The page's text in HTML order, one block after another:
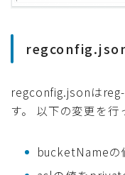
regconfig.jsonは
す。 以下の変更を行
bucketNameの